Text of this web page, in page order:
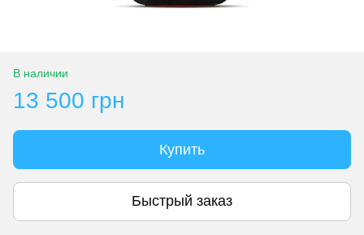
В наличии
13 500 грн
Купить
Быстрый заказ